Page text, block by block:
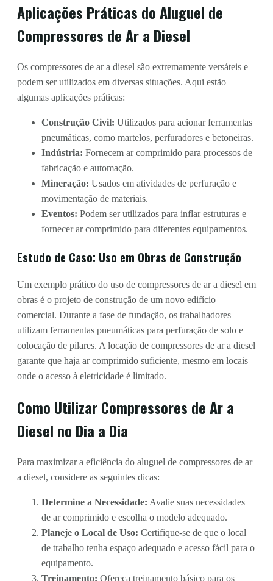
Aplicações Práticas do Aluguel de
Compressores de Ar a Diesel
Os compressores de ar a diesel são extremamente versáteis e
podem ser utilizados em diversas situações. Aqui estão
algumas aplicações práticas:
Construção Civil: Utilizados para acionar ferramentas
pneumáticas, como martelos, perfuradores e betoneiras.
Indústria: Fornecem ar comprimido para processos de
fabricação e automação.
Mineração: Usados em atividades de perfuração e
movimentação de materiais.
Eventos: Podem ser utilizados para inflar estruturas e
fornecer ar comprimido para diferentes equipamentos.
Estudo de Caso: Uso em Obras de Construção
Um exemplo prático do uso de compressores de ar a diesel em
obras é o projeto de construção de um novo edifício
comercial. Durante a fase de fundação, os trabalhadores
utilizam ferramentas pneumáticas para perfuração de solo e
colocação de pilares. A locação de compressores de ar a diesel
garante que haja ar comprimido suficiente, mesmo em locais
onde o acesso à eletricidade é limitado.
Como Utilizar Compressores de Ar a
Diesel no Dia a Dia
Para maximizar a eficiência do aluguel de compressores de ar
a diesel, considere as seguintes dicas:
Determine a Necessidade: Avalie suas necessidades
de ar comprimido e escolha o modelo adequado.
Planeje o Local de Uso: Certifique-se de que o local
de trabalho tenha espaço adequado e acesso fácil para o
equipamento.
Treinamento: Ofereça treinamento básico para os